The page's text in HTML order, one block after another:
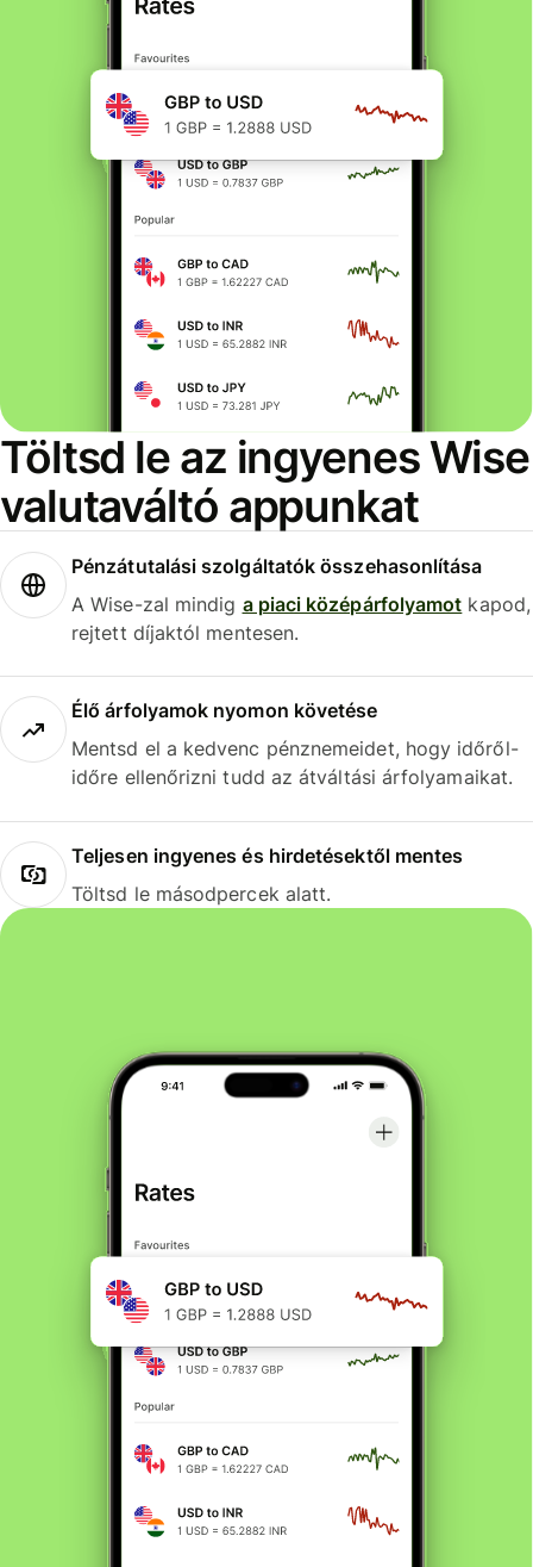
Töltsd le az ingyenes Wise
valutaváltó appunkat
Pénzátutalási szolgáltatók összehasonlítása
A Wise-zal mindig a piaci középárfolyamot kapod,
rejtett díjaktól mentesen.
Élő árfolyamok nyomon követése
Mentsd el a kedvenc pénznemeidet, hogy időről-
időre ellenőrizni tudd az átváltási árfolyamaikat.
Teljesen ingyenes és hirdetésektől mentes
Töltsd le másodpercek alatt.